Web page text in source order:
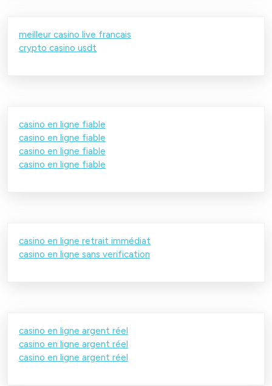
meilleur casino live francais
crypto casino usdt
casino en ligne fiable
casino en ligne fiable
casino en ligne fiable
casino en ligne fiable
casino en ligne retrait immédiat
casino en ligne sans verification
casino en ligne argent réel
casino en ligne argent réel
casino en ligne argent réel